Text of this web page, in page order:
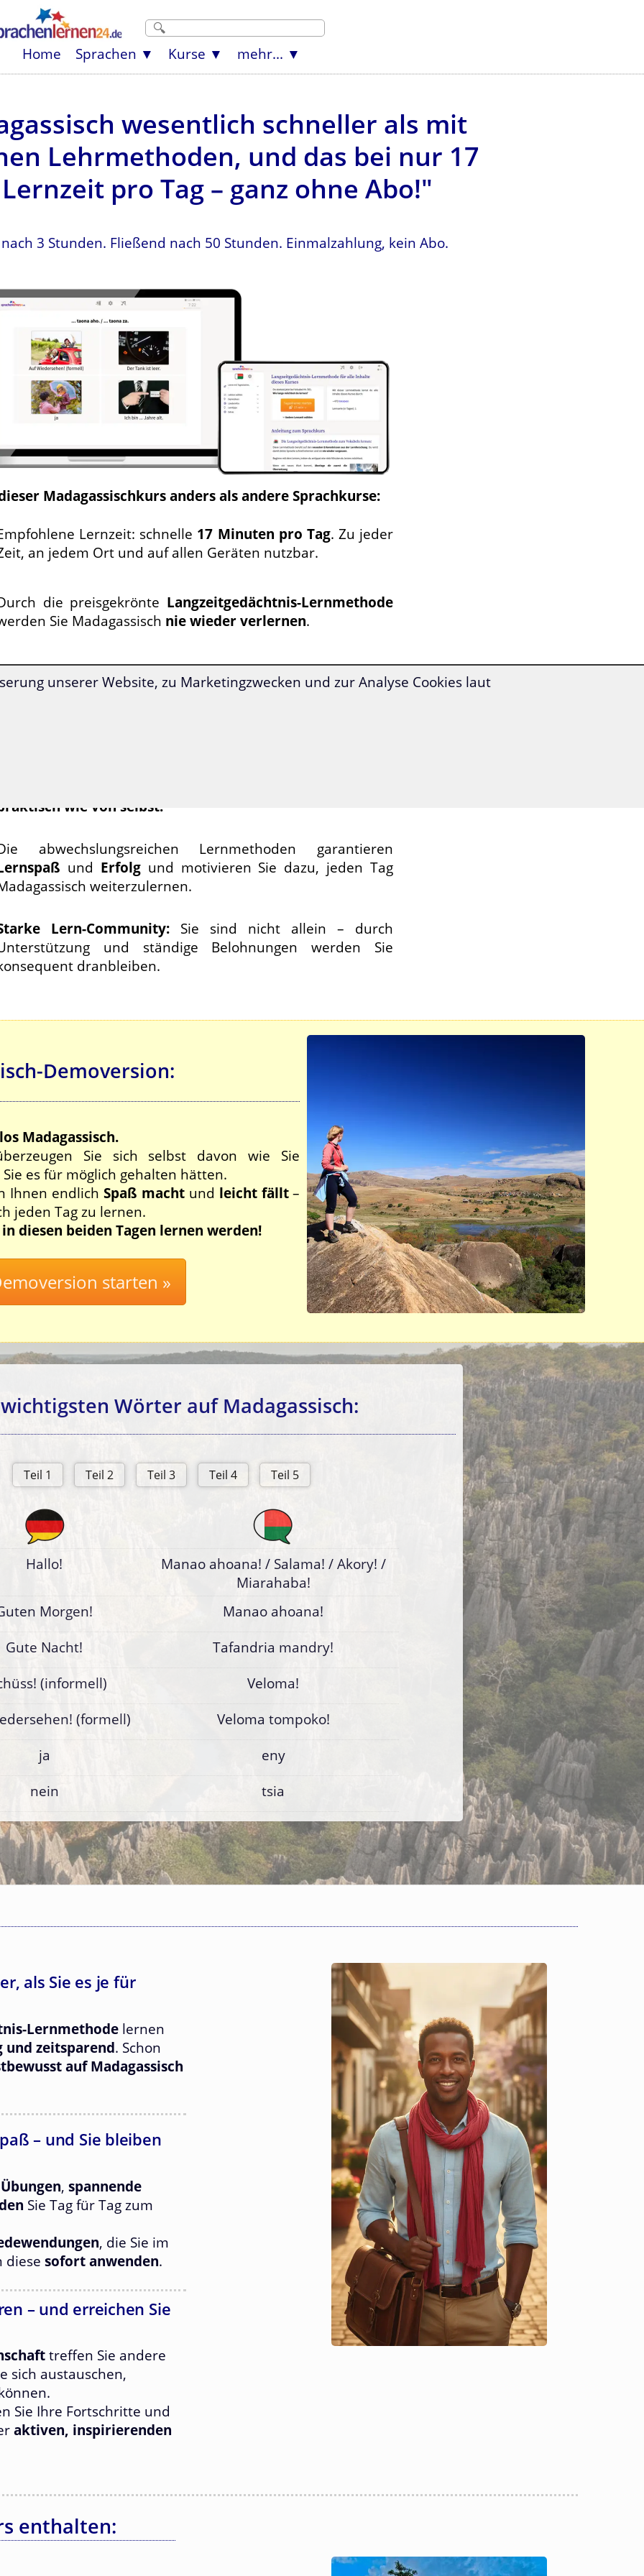
Home Sprachen Kurse mehr...
wesentlich schneller als mit
Lehrmethoden, und das bei nur 17
pro Tag – ganz ohne Abo!"
3 Stunden. Fließend nach 50 Stunden. Einmalzahlung, kein Abo.
Madagassischkurs anders als andere Sprachkurse:
Lernzeit: schnelle 17 Minuten pro Tag. Zu jeder
an jedem Ort und auf allen Geräten nutzbar.
die preisgekrönte Langzeit­gedächtnis-Lernmethode
Sie Madagassisch nie wieder verlernen.
Sie mit derSuperlearning-Technologieentspannt
deutlich beschleunigten Lernerfolgund steigern Sie
wie von selbst.
abwechslungsreichen Lernmethoden garantieren
und Erfolgund motivieren Sie dazu, jeden Tag
weiterzulernen.
Lern-Community: Sie sind nicht allein – durch
und ständige Belohnungen werden Sie
dranbleiben.
Demoversion:
Madagassisch.
Sie sich selbst davon wie Sie
Sie es für möglich gehalten hätten.
Ihnen endlichSpaß machtund leicht fällt–
jeden Tag zu lernen.
diesen beiden Tagen lernen werden!
Wörter auf Madagassisch:
Hallo!
Manao ahoana! / Salama! / Akory! /
Miarahaba!
Morgen!
Manao ahoana!
Gute Nacht!
Tafandria mandry!
(informell)
Veloma!
(formell)
Veloma tompoko!
ja
eny
nein
tsia
als Sie es je für
Lernmethode lernen
zeitsparend. Schon
auf Madagassisch
– und Sie bleiben
, spannende
Sie Tag für Tag zum
, die Sie im
diese sofort anwenden.
– und erreichen Sie
treffen Sie andere
sich austauschen,
Sie Ihre Fortschritte und
aktiven, inspirierenden
enthalten:
unserer Website, zu Marketingzwecken und zur Analyse Cookies laut